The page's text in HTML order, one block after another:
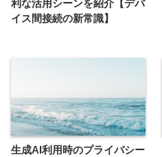
利な活用シーンを紹介【デバ
イス間接続の新常識】
生成AI利用時のプライバシー